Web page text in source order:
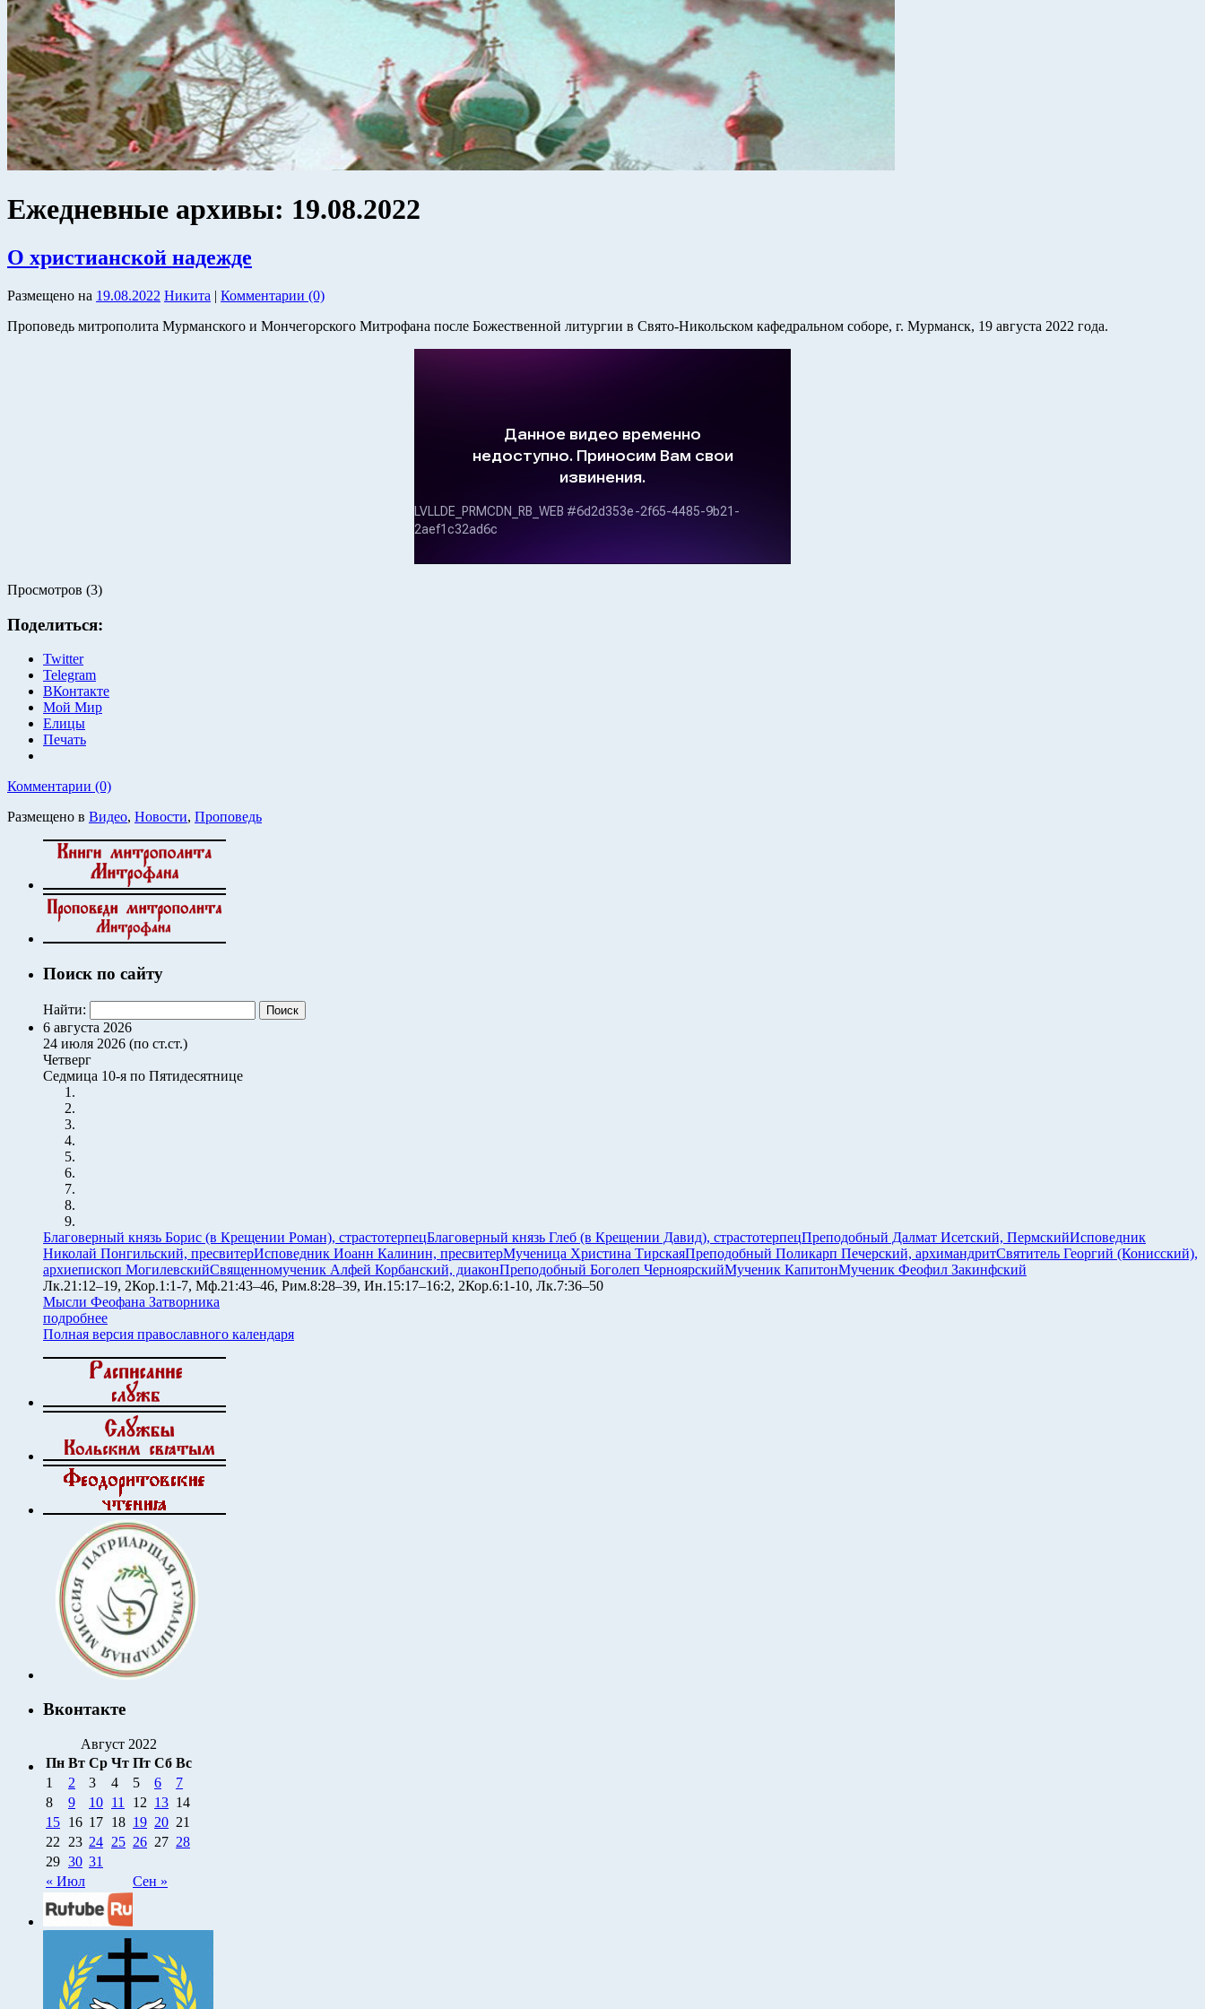
Ежедневные архивы: 19.08.2022
О христианской надежде
Размещено на 19.08.2022 Никита | Комментарии (0)
Проповедь митрополита Мурманского и Мончегорского Митрофана после Божественной литургии в Свято-Никольском кафедральном соборе, г. Мурманск, 19 августа 2022 года.
Просмотров (3)
Поделиться:
Twitter
Telegram
ВКонтакте
Мой Мир
Елицы
Печать
Комментарии (0)
Размещено в Видео, Новости, Проповедь
Поиск по сайту
Найти:
6 августа 2026
24 июля 2026 (по ст.ст.)
Четверг
Седмица 10-я по Пятидесятнице
Благоверный князь Борис (в Крещении Роман), страстотерпецБлаговерный князь Глеб (в Крещении Давид), страстотерпецПреподобный Далмат Исетский, ПермскийИсповедник
Николай Понгильский, пресвитерИсповедник Иоанн Калинин, пресвитерМученица Христина ТирскаяПреподобный Поликарп Печерский, архимандритСвятитель Георгий (Конисский),
архиепископ МогилевскийСвященномученик Алфей Корбанский, диаконПреподобный Боголеп ЧерноярскийМученик КапитонМученик Феофил Закинфский
Лк.21:12–19, 2Кор.1:1-7, Мф.21:43–46, Рим.8:28–39, Ин.15:17–16:2, 2Кор.6:1-10, Лк.7:36–50
Мысли Феофана Затворника
подробнее
Полная версия православного календаря
Вконтакте
Август 2022
Пн Вт Ср Чт Пт Сб Вс
« Июл Сен »
1 2 3 4 5 6
7
8
9 10 11 12 13 14
15 16 17 18 19 20 21
22
23 24 25 26 27 28
29 30 31